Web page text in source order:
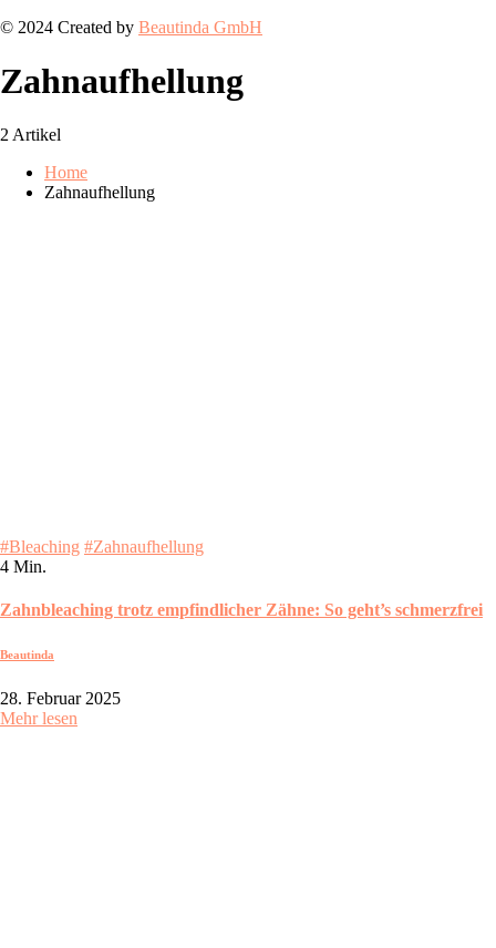
© 2024 Created by Beautinda GmbH
Zahnaufhellung
2 Artikel
Home
Zahnaufhellung
#Bleaching #Zahnaufhellung
4 Min.
Zahnbleaching trotz empfindlicher Zähne: So geht’s schmerzfrei
Beautinda
28. Februar 2025
Mehr lesen